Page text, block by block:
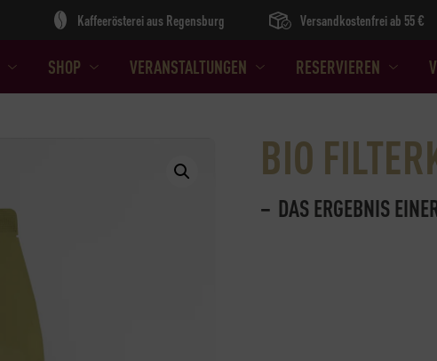
SHOP VERANSTALTUNGEN RESERVIEREN
Kaffeerösterei aus Regensburg Versandkostenfrei ab 55 €
BIO
DAS ERGEBNIS